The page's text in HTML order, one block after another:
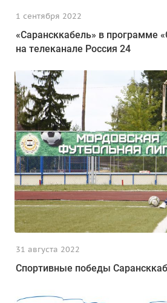
1 сентября 2022
«Сарансккабель» в программе
на телеканале Россия 24
31 августа 2022
Спортивные победы